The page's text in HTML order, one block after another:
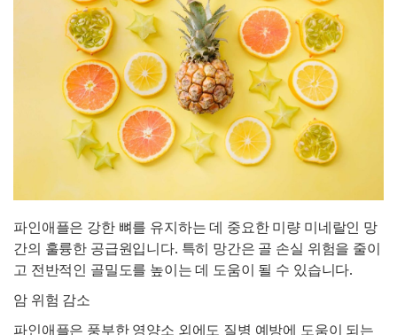
파인애플은 강한 뼈를 유지하는 데 중요한 미량 미네랄인 망
간의 훌륭한 공급원입니다. 특히 망간은 골 손실 위험을 줄이
고 전반적인 골밀도를 높이는 데 도움이 될 수 있습니다.
암 위험 감소
파인애플은 풍부한 영양소 외에도 질병 예방에 도움이 되는